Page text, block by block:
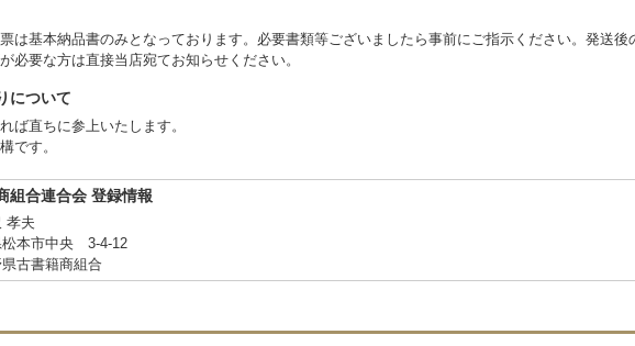
は基本納品書のみとなっております。必要書類等ございましたら事前にご指示ください。発送後
必要な方は直接当店宛てお知らせください。
について
ば直ちに参上いたします。
です。
組合連合会 登録情報
孝夫
松本市中央 3-4-12
古書籍商組合